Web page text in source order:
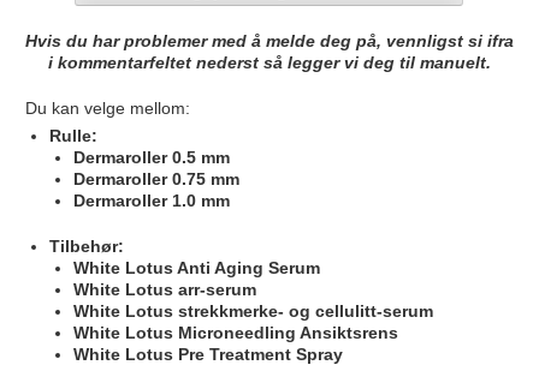
Hvis du har problemer med å melde deg på, vennligst si ifra
i kommentarfeltet nederst så legger vi deg til manuelt.
Du kan velge mellom:
Rulle:
Dermaroller 0.5 mm
Dermaroller 0.75 mm
Dermaroller 1.0 mm
Tilbehør:
White Lotus Anti Aging Serum
White Lotus arr-serum
White Lotus strekkmerke- og cellulitt-serum
White Lotus Microneedling Ansiktsrens
White Lotus Pre Treatment Spray